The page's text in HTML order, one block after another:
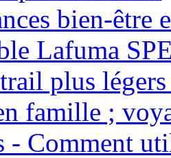
bien-être
Lafuma
plus
famille ;
- Comment